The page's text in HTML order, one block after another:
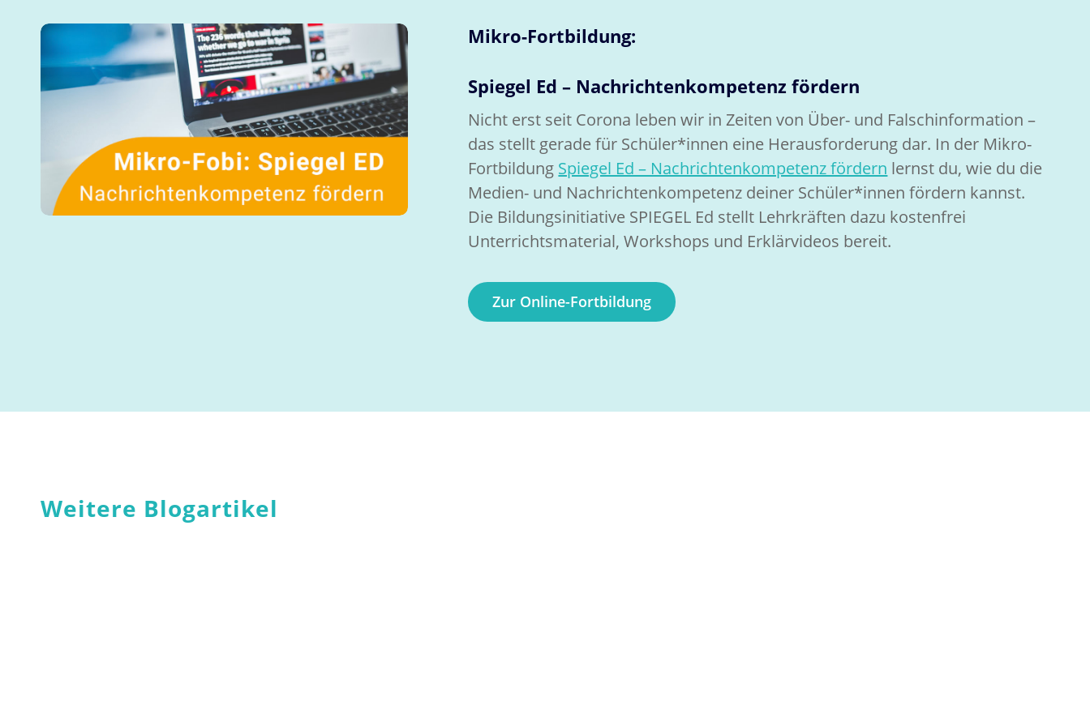
Mikro-Fortbildung:
Spiegel Ed – Nachrichtenkompetenz fördern
Nicht erst seit Corona leben wir in Zeiten von Über- und Falschinformation –
das stellt gerade für Schüler*innen eine Herausforderung dar. In der Mikro-
Fortbildung Spiegel Ed – Nachrichtenkompetenz fördern lernst du, wie du die
Medien- und Nachrichtenkompetenz deiner Schüler*innen fördern kannst.
Die Bildungsinitiative SPIEGEL Ed stellt Lehrkräften dazu kostenfrei
Unterrichtsmaterial, Workshops und Erklärvideos bereit.
Zur Online-Fortbildung
Weitere Blogartikel